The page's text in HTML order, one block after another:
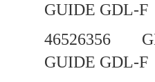
GUIDE
46526356
GUIDE